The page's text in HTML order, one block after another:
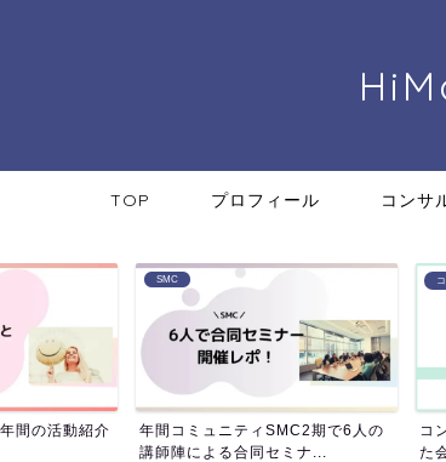
TOP プロフィール コンサ
間の活動紹介
SMC
年間コミュニティSMC2期で6人の
講師陣による合同セミナ...
コ
た